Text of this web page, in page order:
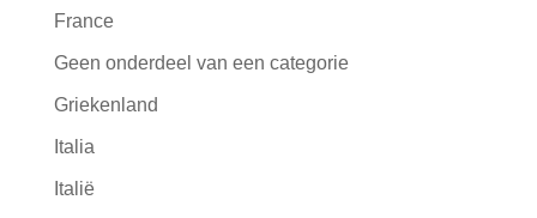
France
Geen onderdeel van een categorie
Griekenland
Italia
Italië